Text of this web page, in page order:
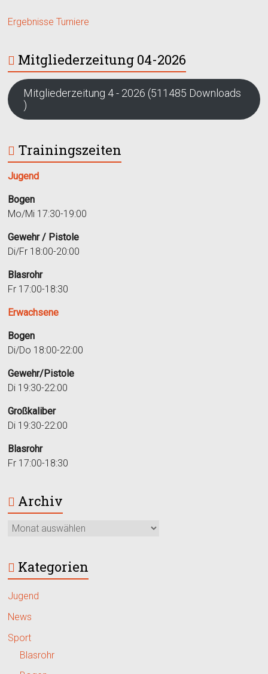
Ergebnisse Turniere
Mitgliederzeitung 04-2026
Mitgliederzeitung 4 - 2026 (511485 Downloads
)
Trainingszeiten
Jugend
Bogen
Mo/Mi 17:30-19:00
Gewehr / Pistole
Di/Fr 18:00-20:00
Blasrohr
Fr 17:00-18:30
Erwachsene
Bogen
Di/Do 18:00-22:00
Gewehr/Pistole
Di 19:30-22:00
Großkaliber
Di 19:30-22:00
Blasrohr
Fr 17:00-18:30
Archiv
Kategorien
Jugend
News
Sport
Blasrohr